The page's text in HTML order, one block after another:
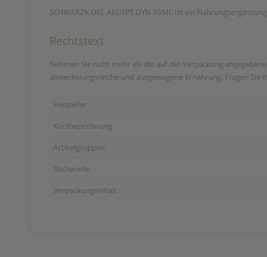
SCHWARZK OEL AEGYPT DYN 50ML ist ein
Rechtstext
Nehmen Sie nicht mehr als die auf der Verpackung
abwechslungsreiche und ausgewogene Ernährung. Fragen
Hersteller
Kurzbezeichnung
Artikelgruppen
Stichworte
Verpackungsinhalt